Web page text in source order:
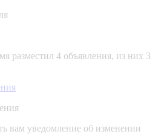
разместил 4 объявления, из них 3
вам уведомление об изменении